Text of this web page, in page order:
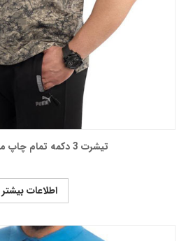
تیشرت 3 دکمه تمام چاپ مردانه نیووان
اطلاعات بیشتر